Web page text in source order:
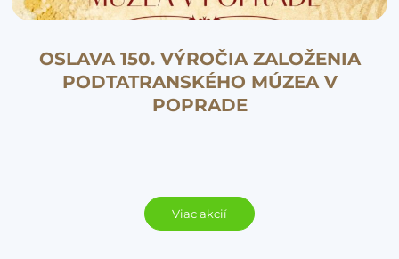
OSLAVA 150. VÝROČIA ZALOŽENIA
PODTATRANSKÉHO MÚZEA V
POPRADE
Viac akcií